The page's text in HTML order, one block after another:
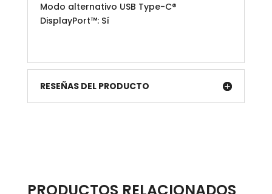
Modo alternativo USB Type-C®
DisplayPort™: Sí
RESEÑAS DEL PRODUCTO